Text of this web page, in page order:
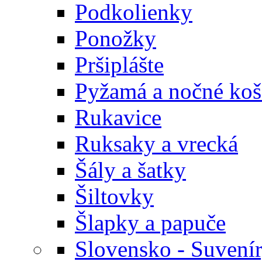
Podkolienky
Ponožky
Pršiplášte
Pyžamá a nočné
Rukavice
Ruksaky a vrecká
Šály a šatky
Šiltovky
Šlapky a papuče
Slovensko -